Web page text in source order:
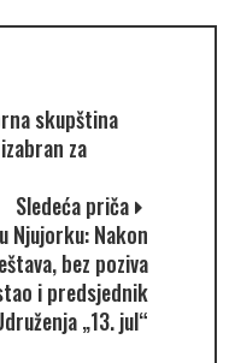
skupština
za
Sledeća priča
Njujorku: Nakon
bez poziva
i predsjednik
„13. jul“